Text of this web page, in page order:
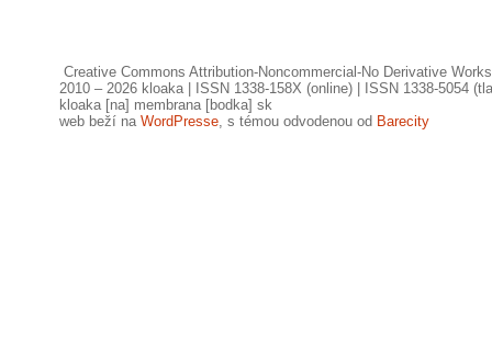
Creative Commons Attribution-Noncommercial-No Derivative
2010 – 2026 kloaka | ISSN 1338-158X (online) | ISSN 1338-5054
kloaka [na] membrana [bodka] sk
web beží na WordPresse, s témou odvodenou od Barecity